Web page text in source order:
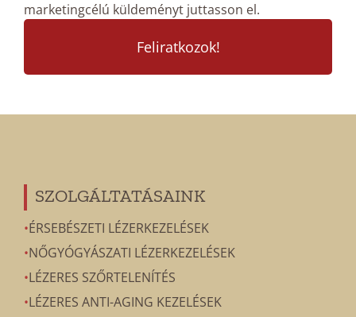
marketingcélú küldeményt juttasson el.
SZOLGÁLTATÁSAINK
ÉRSEBÉSZETI LÉZERKEZELÉSEK
NŐGYÓGYÁSZATI LÉZERKEZELÉSEK
LÉZERES SZŐRTELENÍTÉS
LÉZERES ANTI-AGING KEZELÉSEK